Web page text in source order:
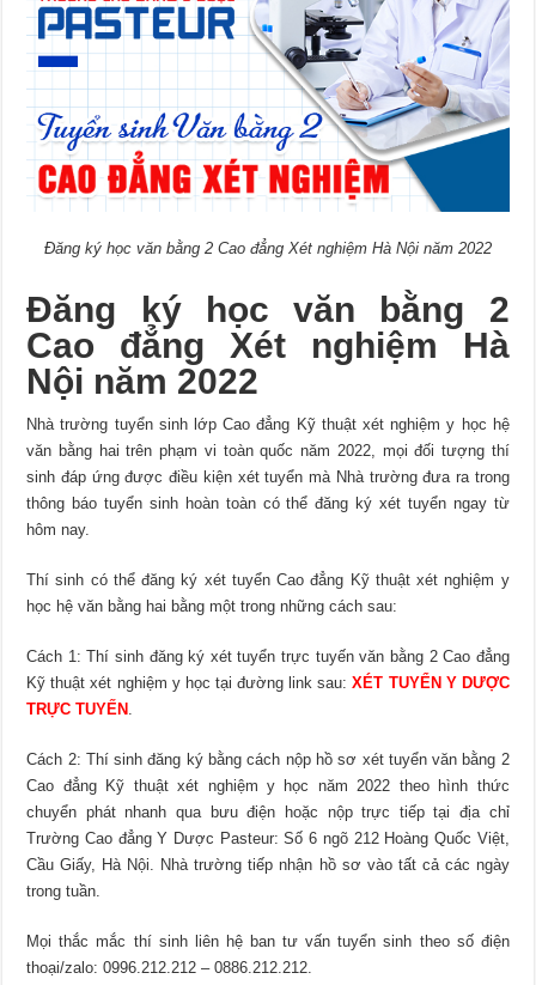
Đăng ký học văn bằng 2 Cao đẳng Xét nghiệm Hà Nội năm 2022
Đăng ký học văn bằng 2
Cao đẳng Xét nghiệm Hà
Nội năm 2022
Nhà trường tuyển sinh lớp Cao đẳng Kỹ thuật xét nghiệm y học hệ
văn bằng hai trên phạm vi toàn quốc năm 2022, mọi đối tượng thí
sinh đáp ứng được điều kiện xét tuyển mà Nhà trường đưa ra trong
thông báo tuyển sinh hoàn toàn có thể đăng ký xét tuyển ngay từ
hôm nay.
Thí sinh có thể đăng ký xét tuyển Cao đẳng Kỹ thuật xét nghiệm y
học hệ văn bằng hai bằng một trong những cách sau:
Cách 1: Thí sinh đăng ký xét tuyển trực tuyến văn bằng 2 Cao đẳng
Kỹ thuật xét nghiệm y học tại đường link sau:XÉT TUYỂN Y DƯỢC
TRỰC TUYẾN .
Cách 2: Thí sinh đăng ký bằng cách nộp hồ sơ xét tuyển văn bằng 2
Cao đẳng Kỹ thuật xét nghiệm y học năm 2022 theo hình thức
chuyển phát nhanh qua bưu điện hoặc nộp trực tiếp tại địa chỉ
Trường Cao đẳng Y Dược Pasteur: Số 6 ngõ 212 Hoàng Quốc Việt,
Cầu Giấy, Hà Nội. Nhà trường tiếp nhận hồ sơ vào tất cả các ngày
trong tuần.
Mọi thắc mắc thí sinh liên hệ ban tư vấn tuyển sinh theo số điện
thoại/zalo: 0996.212.212 – 0886.212.212.